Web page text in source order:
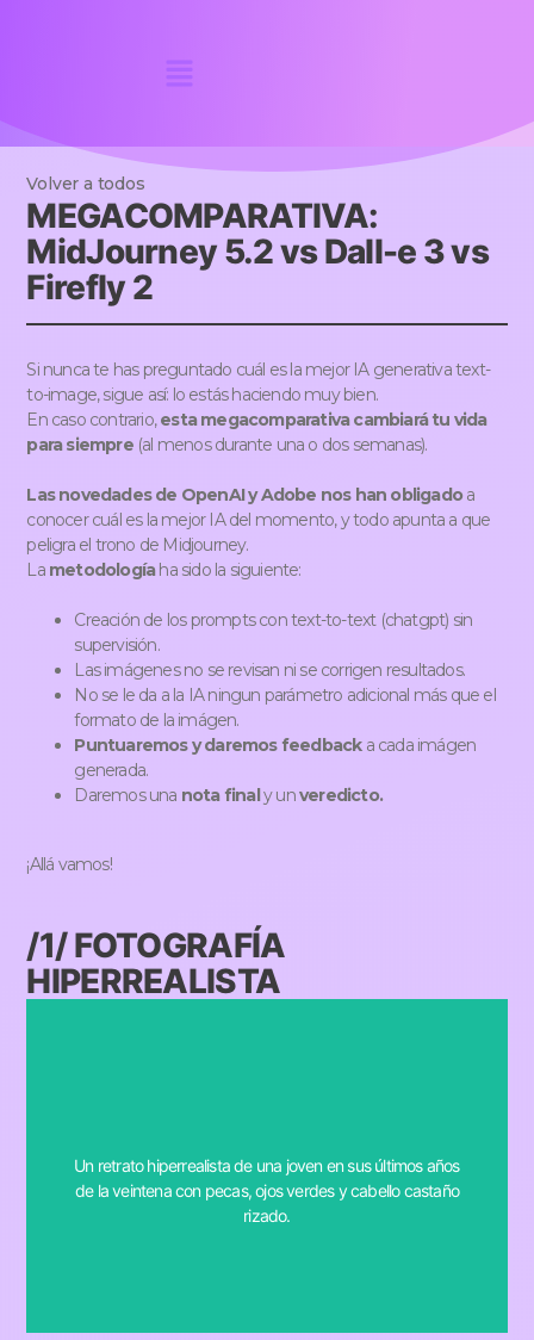
Volver a todos
MEGACOMPARATIVA:
MidJourney 5.2 vs Dall-e 3 vs
Firefly 2
Si nunca te has preguntado cuál es la mejor IA generativa text-
to-image, sigue así: lo estás haciendo muy bien.
En caso contrario,esta megacomparativa cambiará tu vida
para siempre(al menos durante una o dos semanas).
Las novedades de OpenAI y Adobe nos han obligado a
conocer cuál es la mejor IA del momento, y todo apunta a que
peligra el trono de Midjourney.
La metodologíaha sido la siguiente:
Creación de los prompts con text-to-text (chatgpt) sin
supervisión.
Las imágenes no se revisan ni se corrigen resultados.
No se le da a la IA ningun parámetro adicional más que el
formato de la imágen.
Puntuaremos y daremos feedbacka cada imágen
generada.
Daremos una nota finaly unveredicto.
¡Allá vamos!
/1/ FOTOGRAFÍA
HIPERREALISTA
Un retrato hiperrealista de una joven en sus últimos años
de la veintena con pecas, ojos verdes y cabello castaño
rizado.
prompt: a hyperrealistic portrait of a young woman in her